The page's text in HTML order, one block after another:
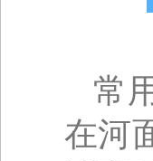
常
在河